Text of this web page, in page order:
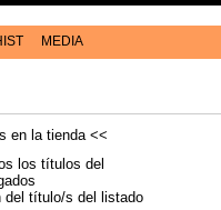
MEDIA
en la tienda <<
los títulos del
del título/s del listado